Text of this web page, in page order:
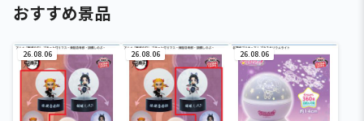
おすすめ景品
26.08.06 26.08.06 26.08.06